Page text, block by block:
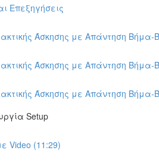
Επεξηγήσεις
Άσκησης με Απάντηση Βήμα-
Άσκησης με Απάντηση Βήμα-
Άσκησης με Απάντηση Βήμα-
Setup
Video (11:29)